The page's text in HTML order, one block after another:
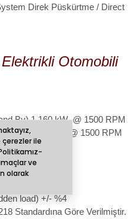
Direk Püskürtme / Direct
Otomobili
By) 1 160 kW @ 1500 RPM
(Prime)
145 kW @ 1500 RPM
Power 2
/
load) +/- %4
Standardına Göre Verilmiştir.
ile
ve
olarak